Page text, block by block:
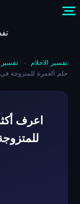
تفسير الاحلام - تفسير
حلم العمرة للمتزوجة
اعرف